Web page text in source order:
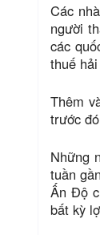
Các
người
các
thuế
Thêm
trước
Những
tuần
Ấn Độ
bất kỳ